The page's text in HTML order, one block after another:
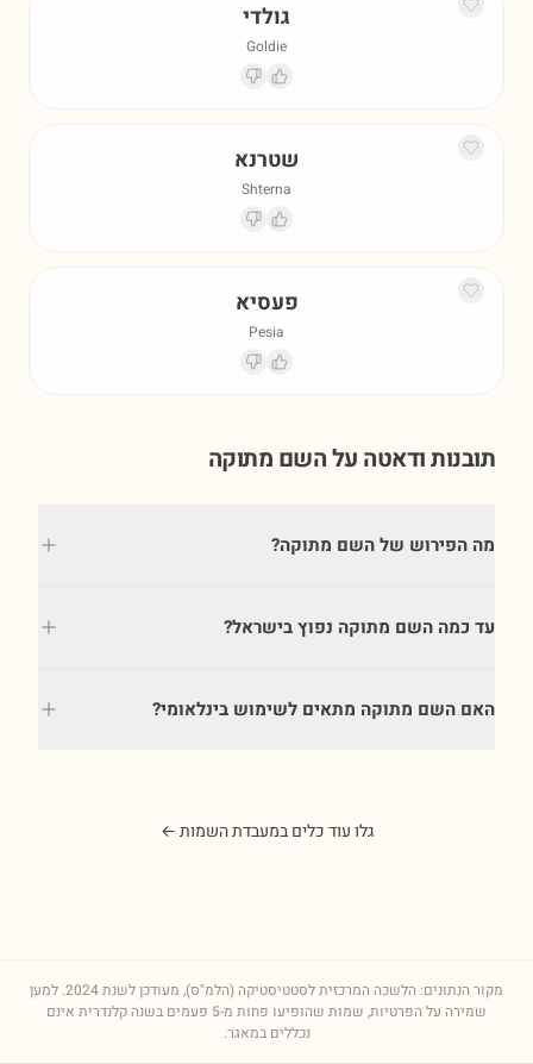
גולדי
Goldie
שטרנא
Shterna
פעסיא
Pesia
תובנות ודאטה על השם מתוקה
מה הפירוש של השם מתוקה?
עד כמה השם מתוקה נפוץ בישראל?
האם השם מתוקה מתאים לשימוש בינלאומי?
גלו עוד כלים במעבדת השמות ←
מקור הנתונים: הלשכה המרכזית לסטטיסטיקה (הלמ"ס), מעודכן לשנת2024. למען
שמירה על הפרטיות, שמות שהופיעו פחות מ-5 פעמים בשנה קלנדרית אינם
נכללים במאגר.